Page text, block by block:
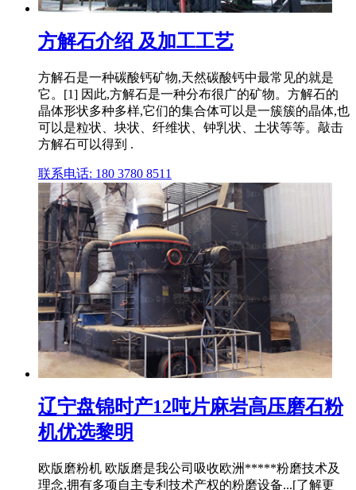
方解石介绍 及加工工艺
方解石是一种碳酸钙矿物,天然碳酸钙中最常见的就是
它。[1] 因此,方解石是一种分布很广的矿物。方解石的
晶体形状多种多样,它们的集合体可以是一簇簇的晶体,也
可以是粒状、块状、纤维状、钟乳状、土状等等。敲击
方解石可以得到 .
联系电话: 180 3780 8511
辽宁盘锦时产12吨片麻岩高压磨石粉
机优选黎明
欧版磨粉机 欧版磨是我公司吸收欧洲*****粉磨技术及
理念,拥有多项自主专利技术产权的粉磨设备...[了解更